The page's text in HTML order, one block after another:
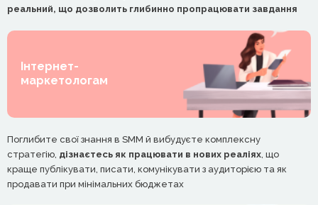
реальний, що дозволить глибинно пропрацювати завдання
Інтернет-
маркетологам
Поглибите свої знання в SMM й вибудуєте комплексну
стратегію, дізнаєтесь як працювати в нових реаліях , що
краще публікувати, писати, комунікувати з аудиторією та як
продавати при мінімальних бюджетах